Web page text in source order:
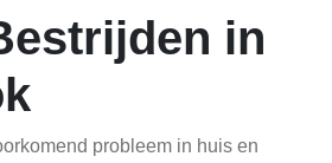
in
probleem in huis en